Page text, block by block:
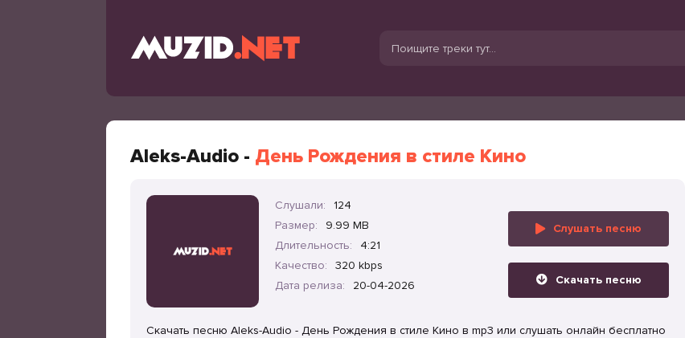
Aleks-Audio - День Рождения в стиле Кино
Слушали:
124
Размер:
9.99 MB
Длительность:
4:21
Качество:
320 kbps
Дата релиза:
20-04-2026
Слушать песню
Скачать песню
Скачать песню Aleks-Audio - День Рождения в стиле Кино в mp3 или слушать онлайн бесплатно